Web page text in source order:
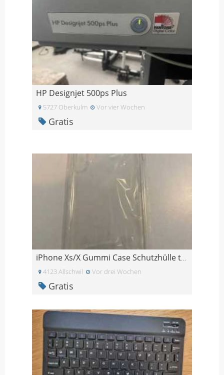
HP Designjet 500ps Plus
5727 Oberkulm Vor vier Wochen
Gratis
iPhone Xs/X Gummi Case Schutzhülle transparent
4123 Allschwil Vor drei Wochen
Gratis